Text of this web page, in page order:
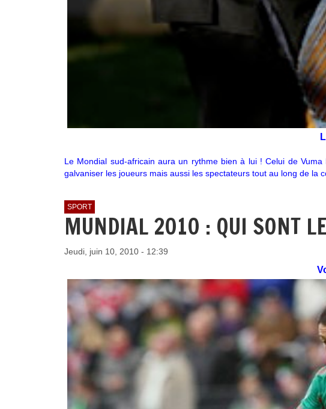
Le Mondial sud-africain aura un rythme bien à lui ! Celui de
galvaniser les joueurs mais aussi les spectateurs tout au long de la
SPORT
MUNDIAL 2010 : QUI SONT
Jeudi, juin 10, 2010 - 12:39